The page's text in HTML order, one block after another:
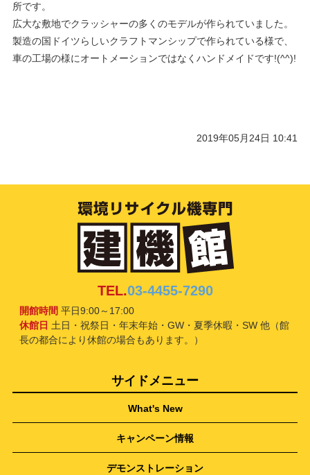
所です。
広大な敷地でクラッシャーの多くのモデルが作られていました。
製造の国ドイツらしいクラフトマンシップで作られている様で、
車の工場の様にオートメーションではなくハンドメイドです!(^^)!
2019年05月24日 10:41
TEL.03-4455-7290
開館時間 平日9:00～17:00
休館日 土日・祝祭日・年末年始・GW・夏季休暇・SW 他（館
長の都合により休館の場合もあります。）
サイドメニュー
What's New
キャンペーン情報
デモンストレーション